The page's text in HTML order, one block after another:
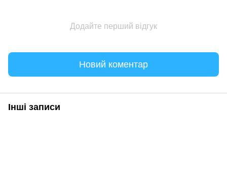
Додайте перший відгук
Новий коментар
Інші записи